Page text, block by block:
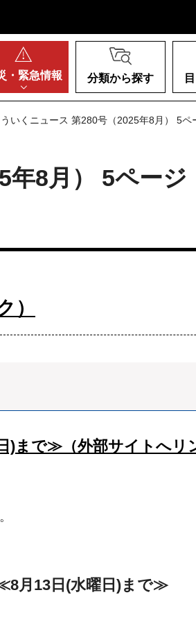
・ 緊急情報 分類から探す
いくニュース 第280号（2025年8月） 5
年8月） 5ページ
）
)まで≫（外部サイトへリ
月13日(水曜日)まで≫